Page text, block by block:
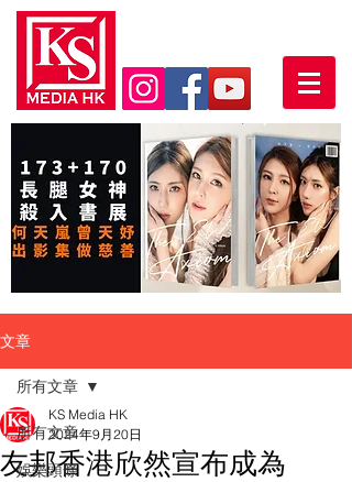
文章
所有文章
娛樂頭條
所有文章
友邦香港欣然宣布成為
KS Media HK
2024年9月20日